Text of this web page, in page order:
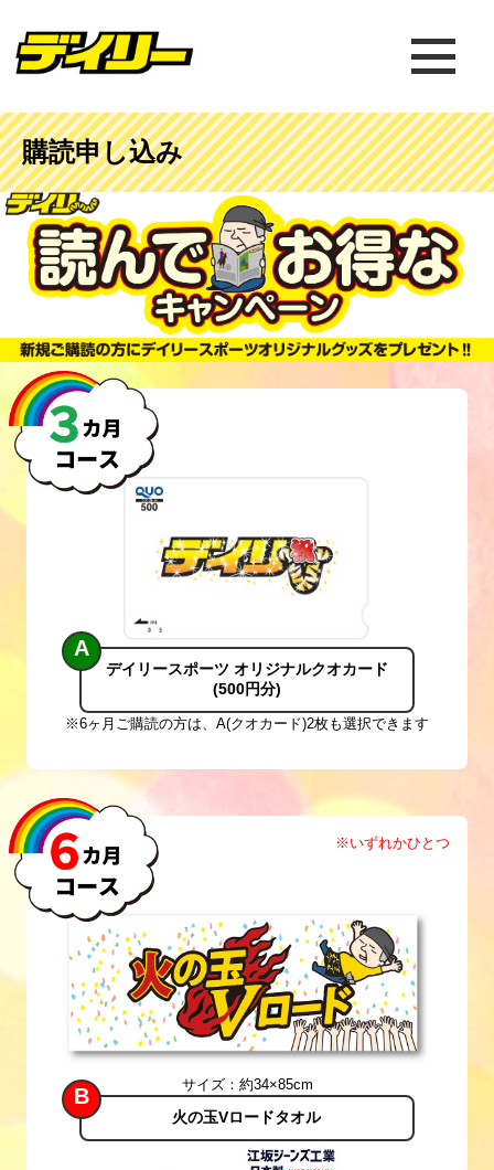
購読申し込み
A
デイリースポーツ オリジナルクオカード
(500円分)
※6ヶ月ご購読の方は、A(クオカード)2枚も選択できます
※いずれかひとつ
サイズ：約34×85cm
B
火の玉Vロードタオル